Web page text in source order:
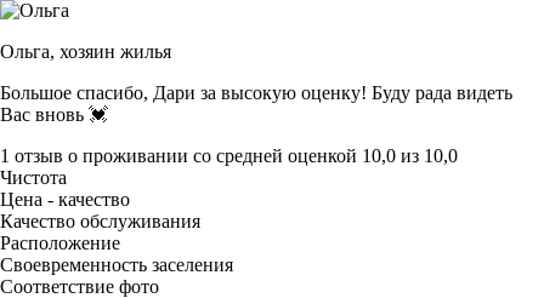
Ольга, хозяин жилья
Большое спасибо, Дари за высокую оценку! Буду рада видеть
Вас вновь 💓
1 отзыв о проживании со средней оценкой 10,0 из 10,0
Чистота
Цена - качество
Качество обслуживания
Расположение
Своевременность заселения
Соответствие фото